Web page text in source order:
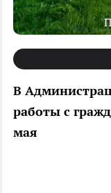
В
работы с
мая